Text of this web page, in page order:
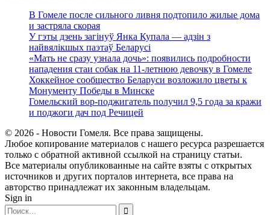
В Гомеле после сильного ливня подтопило жилые дома
и застряла скорая
У гэты дзень загінуў Янка Купала — адзін з
найвялікшых паэтаў Беларусі
«Мать не сразу узнала дочь»: появились подробности
нападения стаи собак на 11-летнюю девочку в Гомеле
Хоккейное сообщество Беларуси возложило цветы к
Монументу Победы в Минске
Гомельский вор-поджигатель получил 9,5 года за кражи
и поджоги дач под Речицей
© 2026 - Новости Гомеля. Все права защищены.
Любое копирование материалов с нашего ресурса разрешается
только с обратной активной ссылкой на страницу статьи.
Все материалы опубликованные на сайте взяты с открытых
источников и других порталов интернета, все права на
авторство принадлежат их законным владельцам.
Sign in